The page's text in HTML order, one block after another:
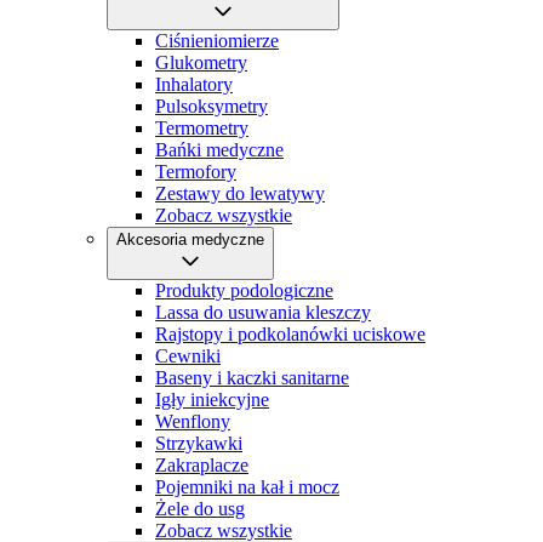
Ciśnieniomierze
Glukometry
Inhalatory
Pulsoksymetry
Termometry
Bańki medyczne
Termofory
Zestawy do lewatywy
Zobacz wszystkie
Akcesoria medyczne
Produkty podologiczne
Lassa do usuwania kleszczy
Rajstopy i podkolanówki uciskowe
Cewniki
Baseny i kaczki sanitarne
Igły iniekcyjne
Wenflony
Strzykawki
Zakraplacze
Pojemniki na kał i mocz
Żele do usg
Zobacz wszystkie